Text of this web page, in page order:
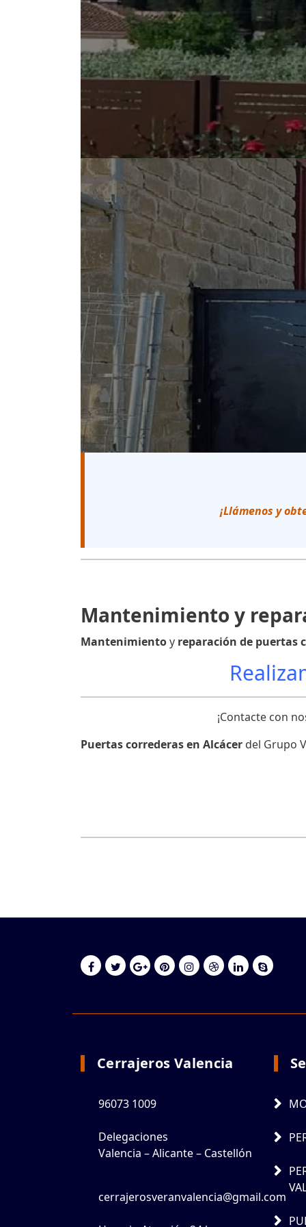
¡Llámenos y
Mantenimiento y
Mantenimientoy reparación de puertas
¡Contacte con
Puertas correderas en Alcácer del Grupo
Cerrajeros Valencia
96073 1009
Delegaciones
Valencia – Alicante – Castellón
cerrajerosveranvalencia@gmail.com